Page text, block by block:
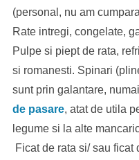
(personal, nu am
Rate intregi, congelate,
Pulpe si piept de rata,
si romanesti. Spinari
sunt prin galantare,
de pasare, atat de utila
legume si la alte
Ficat de rata si/ sau ficat